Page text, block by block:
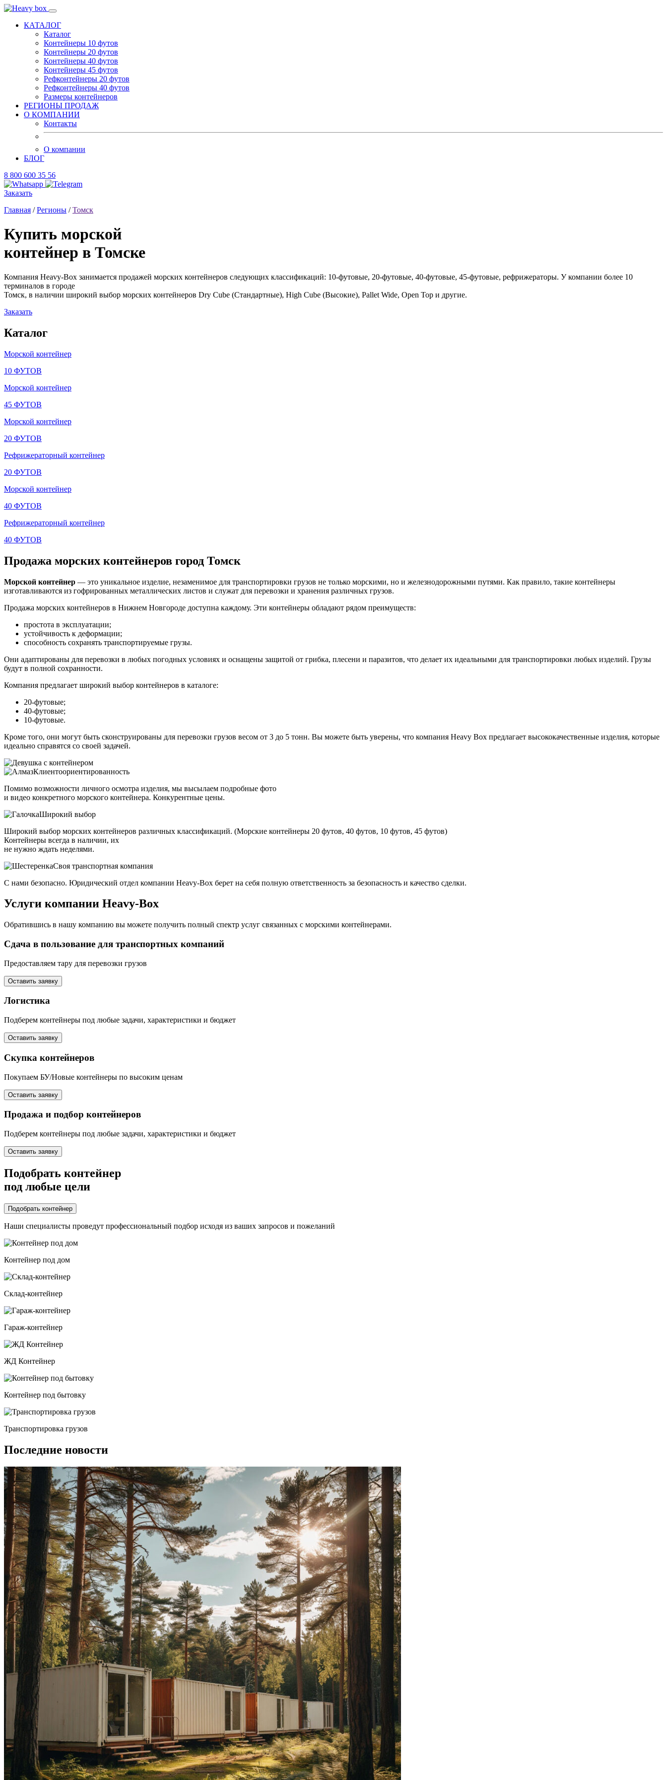
КАТАЛОГ
Каталог
Контейнеры 10 футов
Контейнеры 20 футов
Контейнеры 40 футов
Контейнеры 45 футов
Рефконтейнеры 20 футов
Рефконтейнеры 40 футов
Размеры контейнеров
РЕГИОНЫ ПРОДАЖ
О КОМПАНИИ
Контакты
О компании
БЛОГ
8 800 600 35 56
Заказать
Главная /Регионы /Томск
Купить морской
контейнер в Томске
Компания Heavy-Box занимается продажей морских контейнеров следующих классификаций: 10-футовые, 20-футовые, 40-футовые, 45-футовые, рефрижераторы. У компании более 10
терминалов в городе
Томск, в наличии широкий выбор морских контейнеров Dry Cube (Стандартные), High Cube (Высокие), Pallet Wide, Open Top и другие.
Заказать
Каталог
Морской контейнер
10 ФУТОВ
Морской контейнер
45 ФУТОВ
Морской контейнер
20 ФУТОВ
Рефрижераторный контейнер
20 ФУТОВ
Морской контейнер
40 ФУТОВ
Рефрижераторный контейнер
40 ФУТОВ
Продажа морских контейнеров город Томск
Морской контейнер — это уникальное изделие, незаменимое для транспортировки грузов не только морскими, но и железнодорожными путями. Как правило, такие контейнеры
изготавливаются из гофрированных металлических листов и служат для перевозки и хранения различных грузов.
Продажа морских контейнеров в Нижнем Новгороде доступна каждому. Эти контейнеры обладают рядом преимуществ:
простота в эксплуатации;
устойчивость к деформации;
способность сохранять транспортируемые грузы.
Они адаптированы для перевозки в любых погодных условиях и оснащены защитой от грибка, плесени и паразитов, что делает их идеальными для транспортировки любых изделий. Грузы
будут в полной сохранности.
Компания предлагает широкий выбор контейнеров в каталоге:
20-футовые;
40-футовые;
10-футовые.
Кроме того, они могут быть сконструированы для перевозки грузов весом от 3 до 5 тонн. Вы можете быть уверены, что компания Heavy Box предлагает высококачественные изделия, которые
идеально справятся со своей задачей.
Клиентоориентированность
Помимо возможности личного осмотра изделия, мы высылаем подробные фото
и видео конкретного морского контейнера. Конкурентные цены.
Широкий выбор
Широкий выбор морских контейнеров различных классификаций. (Морские контейнеры 20 футов, 40 футов, 10 футов, 45 футов)
Контейнеры всегда в наличии, их
не нужно ждать неделями.
Своя транспортная компания
С нами безопасно. Юридический отдел компании Heavy-Box берет на себя полную ответственность за безопасность и качество сделки.
Услуги компании Heavy-Box
Обратившись в нашу компанию вы можете получить полный спектр услуг связанных с морскими контейнерами.
Сдача в пользование для транспортных компаний
Предоставляем тару для перевозки грузов
Оставить заявку
Логистика
Подберем контейнеры под любые задачи, характеристики и бюджет
Оставить заявку
Скупка контейнеров
Покупаем БУ/Новые контейнеры по высоким ценам
Оставить заявку
Продажа и подбор контейнеров
Подберем контейнеры под любые задачи, характеристики и бюджет
Оставить заявку
Подобрать контейнер
под любые цели
Подобрать контейнер
Наши специалисты проведут профессиональный подбор исходя из ваших запросов и пожеланий
Контейнер под дом
Склад-контейнер
Гараж-контейнер
ЖД Контейнер
Контейнер под бытовку
Транспортировка грузов
Последние новости